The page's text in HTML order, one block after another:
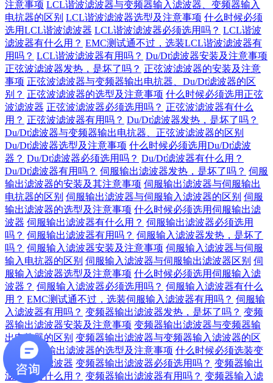
注意事项 LCL谐波滤波器与变频器输入滤波器、变频器输入
电抗器的区别 LCL谐波滤波器选型及注意事项 什么时候必须
选用LCL谐波滤波器 LCL谐波滤波器必须选用吗？ LCL谐波
滤波器有什么用？ EMC测试通不过，选装LCL谐波滤波器有
用吗？ LCL谐波滤波器有用吗？ Du/Dt滤波器安装及注意事项
正弦波滤波器发热，是坏了吗？ 正弦波滤波器的安装及注意
事项 正弦波滤波器与变频器输出电抗器、Du/Dt滤波器的区
别？ 正弦波滤波器的选型及注意事项 什么时候必须选用正弦
波滤波器 正弦波滤波器必须选用吗？ 正弦波滤波器有什么
用？ 正弦波滤波器有用吗？ Du/Dt滤波器发热，是坏了吗？
Du/Dt滤波器与变频器输出电抗器、正弦波滤波器的区别
Du/Dt滤波器选型及注意事项 什么时候必须选用Du/Dt滤波
器？ Du/Dt滤波器必须选用吗？ Du/Dt滤波器有什么用？
Du/Dt滤波器有用吗？ 伺服输出滤波器发热，是坏了吗？ 伺服
输出滤波器的安装及其注意事项 伺服输出滤波器与伺服输出
电抗器的区别 伺服输出滤波器与伺服输入滤波器的区别 伺服
输出滤波器的选型及注意事项 什么时候必须选用伺服输出滤
波器 伺服输出滤波器有什么用？ 伺服输出滤波器必须选用
吗？ 伺服输出滤波器有用吗？ 伺服输入滤波器发热，是坏了
吗？ 伺服输入滤波器安装及注意事项 伺服输入滤波器与伺服
输入电抗器的区别 伺服输入滤波器与伺服输出滤波器区别 伺
服输入滤波器选型及注意事项 什么时候必须选用伺服输入滤
波器？ 伺服输入滤波器必须选用吗？ 伺服输入滤波器有什么
用？ EMC测试通不过，选装伺服输入滤波器有用吗？ 伺服输
入滤波器有用吗？ 变频器输出滤波器发热，是坏了吗？ 变频
器输出滤波器安装及注意事项 变频器输出滤波器与变频器输
出电抗器的区别 变频器输出滤波器与变频器输入滤波器的区
别
变频器输出滤波器的选型及注意事项 什么时候必须选装变
频器输出滤波器 变频器输出滤波器必须选用吗？ 变频器输出
滤波器有什么用？ 变频器输出滤波器有用吗？ 变频器输入滤